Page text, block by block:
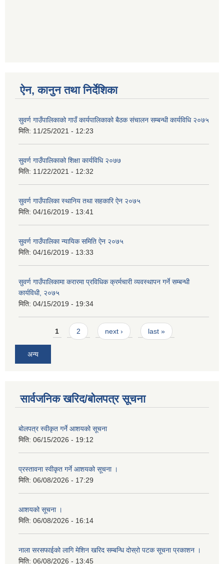
ऐन, कानुन तथा निर्देशिका
सुवर्ण गाउँपालिकाको गाउँ कार्यपालिकाको बैठक संचालन सम्बन्धी कार्यविधि २०७५
मिति: 11/25/2021 - 12:23
सुवर्ण गाउँपालिकाको शिक्षा कार्यविधि २०७७
मिति: 11/22/2021 - 12:32
सुवर्ण गाउँपालिका स्थानिय तथा सहकारि ऐन २०७५
मिति: 04/16/2019 - 13:41
सुवर्ण गाउँपालिका न्यायिक समिति ऐन २०७५
मिति: 04/16/2019 - 13:33
सुवर्ण गाउँपालिकामा करारमा प्रविधिक क्रर्मचारी व्यवस्थापन गर्ने सम्बन्धी
कार्यविधी, २०७५
मिति: 04/15/2019 - 19:34
Pages1 2 next › last »
अन्य
सार्वजनिक खरिद/बोलपत्र सूचना
बोलपत्र स्वीकृत गर्ने आशयको सूचना
मिति: 06/15/2026 - 19:12
प्रस्तावना स्वीकृत गर्ने आशयको सूचना ।
मिति: 06/08/2026 - 17:29
आशयको सूचना ।
मिति: 06/08/2026 - 16:14
नाला सरसफाईको लागि मेशिन खरिद सम्बन्धि दोस्रो पटक सूचना प्रकाशन ।
मिति: 06/08/2026 - 13:45